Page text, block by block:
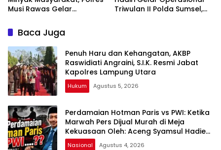
Musi Rawas Gelar
Bersama di Muara Lakitan
Triwulan II Polda Sumsel,
Baca Juga
Penuh Haru dan Kehangatan, AKBP
Raswidiati Angraini, S.I.K. Resmi Jabat
Kapolres Lampung Utara
Hukum Agustus 5, 2026
Perdamaian Hotman Paris vs PWI: Ketika
Marwah Pers Dijual Murah di Meja
Kekuasaan Oleh: Aceng Syamsul Hadie
(ASH)”
Nasional Agustus 4, 2026